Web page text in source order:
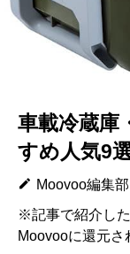
車載冷蔵庫
すめ人気9
Moovoo編集部
※記事で紹介し
Moovooに還元さ